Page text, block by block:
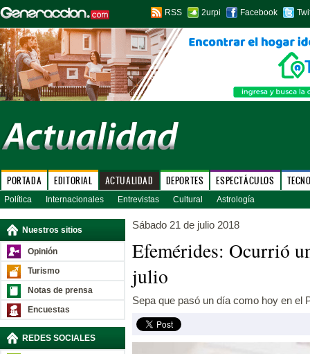
RSS 2urpi Facebook
PORTADA EDITORIAL ACTUALIDAD DEPORTES ESPECTÁCULOS
Política Internacionales Entrevistas Cultural Astrología
Nuestros sitios
Opinión
Turismo
Notas de prensa
Encuestas
REDES SOCIALES
Sábado 21 de julio 2018
Efemérides: Ocurrió
julio
Sepa que pasó un día como hoy en el